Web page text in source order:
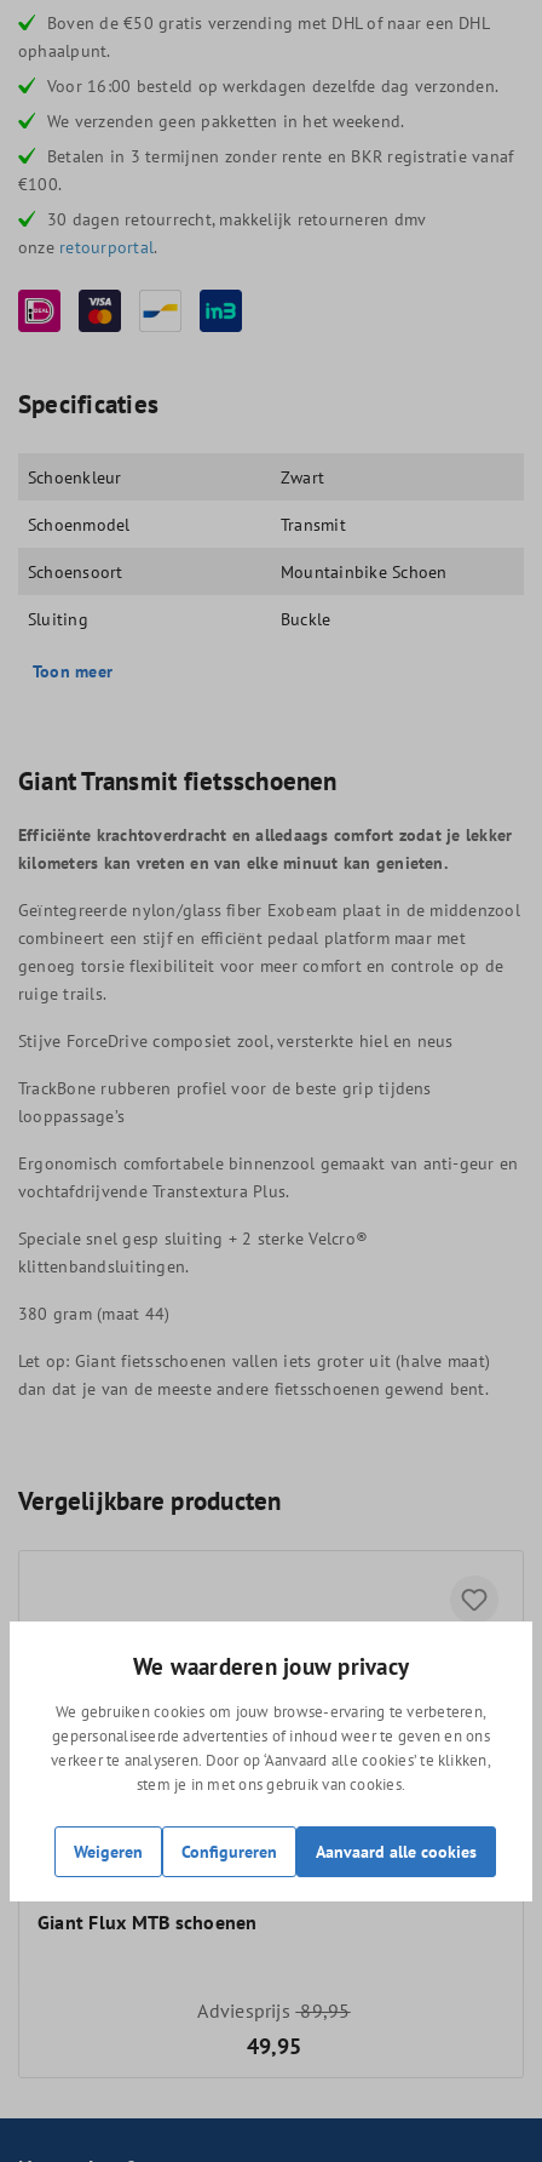
Boven de €50 gratis verzending met DHL of naar een DHL
ophaalpunt.
Voor 16:00 besteld op werkdagen dezelfde dag verzonden.
We verzenden geen pakketten in het weekend.
Betalen in 3 termijnen zonder rente en BKR registratie vanaf
€100.
30 dagen retourrecht, makkelijk retourneren dmv
onze retourportal.
Specificaties
Schoenkleur Zwart
Schoenmodel Transmit
Schoensoort Mountainbike Schoen
Sluiting Buckle
Toon meer
Giant Transmit fietsschoenen
Efficiënte krachtoverdracht en alledaags comfort zodat je lekker
kilometers kan vreten en van elke minuut kan genieten.
Geïntegreerde nylon/glass fiber Exobeam plaat in de middenzool
combineert een stijf en efficiënt pedaal platform maar met
genoeg torsie flexibiliteit voor meer comfort en controle op de
ruige trails.
Stijve ForceDrive composiet zool, versterkte hiel en neus
TrackBone rubberen profiel voor de beste grip tijdens
looppassage’s
Ergonomisch comfortabele binnenzool gemaakt van anti-geur en
vochtafdrijvende Transtextura Plus.
Speciale snel gesp sluiting + 2 sterke Velcro®
klittenbandsluitingen.
380 gram (maat 44)
Let op: Giant fietsschoenen vallen iets groter uit (halve maat)
dan dat je van de meeste andere fietsschoenen gewend bent.
Vergelijkbare producten
Giant Flux MTB schoenen
Adviesprijs89,95
49,95
We waarderen jouw privacy
We gebruiken cookies om jouw browse-ervaring te verbeteren,
gepersonaliseerde advertenties of inhoud weer te geven en ons
verkeer te analyseren. Door op ‘Aanvaard alle cookies’ te klikken,
stem je in met ons gebruik van cookies.
Weigeren Configureren Aanvaard alle cookies